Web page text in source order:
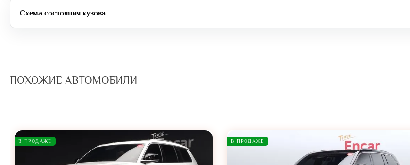
Схема состояния кузова
ПОХОЖИЕ АВТОМОБИЛИ
В ПРОДАЖЕ В ПРОДАЖЕ